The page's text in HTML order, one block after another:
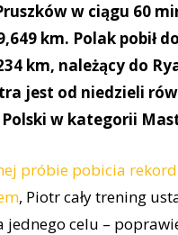
w ciągu 60
km. Polak pobił
km, należący do
jest od niedzieli
w kategorii
próbie pobicia
, Piotr cały trening
jednego celu –